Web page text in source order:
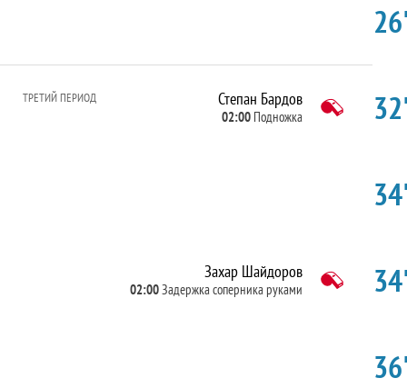
ТРЕТИЙ ПЕРИОД Степан Бардов
02:00 Подножка
Захар Шайдоров
02:00Задержка соперника руками